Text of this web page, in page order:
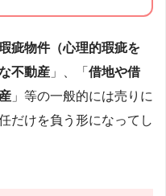
疵物件（心理的瑕疵を
不動産 」、「 借地や借
」等の一般的には売りに
だけを負う形になってし